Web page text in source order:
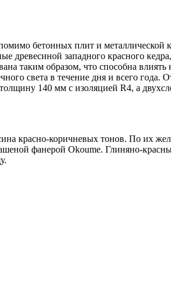
бетонных плит и
древесиной западного красного
таким образом, что способна влиять
света в течение дня и всего года.
140 мм с изоляцией R4, а
красно-коричневых тонов. По их
фанерой Okoume. Глиняно-